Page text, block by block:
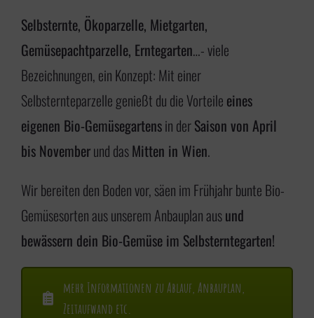
Selbsternte, Ökoparzelle, Mietgarten,
Gemüsepachtparzelle, Erntegarten…- viele
Bezeichnungen, ein Konzept: Mit einer
Selbsternteparzelle genießt du die Vorteile eines
eigenen Bio-Gemüsegartensin derSaison von April
bis Novemberund dasMitten in Wien.
Wir bereiten den Boden vor, säen im Frühjahr bunte Bio-
Gemüsesorten aus unserem Anbauplan ausund
bewässern dein Bio-Gemüse im Selbsterntegarten!
mehr Informationen zu Ablauf, Anbauplan,
Zeitaufwand etc.